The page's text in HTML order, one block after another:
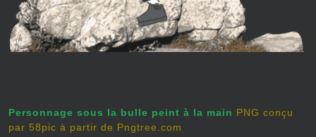
Personnage sous la bulle peint à la main PNG conçu
par 58pic à partir de Pngtree.com